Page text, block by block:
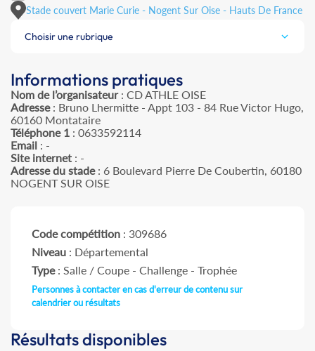
Stade couvert Marie Curie - Nogent Sur Oise - Hauts De France
Choisir une rubrique
Informations pratiques
Nom de l’organisateur: CD ATHLE OISE
Adresse: Bruno Lhermitte - Appt 103 - 84 Rue Victor Hugo,
60160 Montataire
Téléphone 1 : 0633592114
Email : -
Site internet : -
Adresse du stade: 6 Boulevard Pierre De Coubertin, 60180
NOGENT SUR OISE
Code compétition : 309686
Niveau : Départemental
Type: Salle / Coupe - Challenge - Trophée
Personnes à contacter en cas d'erreur de contenu sur
calendrier ou résultats
Résultats disponibles